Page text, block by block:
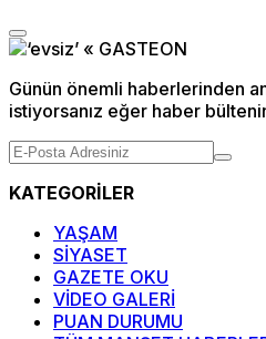
Günün önemli haberlerinden
istiyorsanız eğer haber
KATEGORİLER
YAŞAM
SİYASET
GAZETE OKU
VİDEO GALERİ
PUAN DURUMU